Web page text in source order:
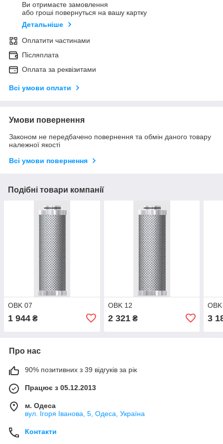
Ви отримаєте замовлення
або гроші повернуться на вашу картку
Детальніше
Оплатити частинами
Післяплата
Оплата за реквізитами
Всі умови оплати
Умови повернення
Законом не передбачено повернення та обмін даного товару
належної якості
Всі умови повернення
Подібні товари компанії
OBK 07
1 944 ₴
OBK 12
2 321₴ 3
Про нас
90% позитивних з 39 відгуків за рік
Працює з 05.12.2013
м. Одеса
вул. Ігоря Іванова, 5, Одеса, Україна
Контакти